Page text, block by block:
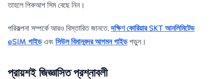
তাহলে পিকআপ সিম বেছে নিন।
পরিকল্পনা সম্পর্কে আরও বিস্তারিত জানতে,দক্ষিণ কোরিয়ার SKT আনলিমিটেড
eSIM গাইডএবং সিউল বিমানবন্দর আগমন গাইডপড়ুন।
প্রায়শই জিজ্ঞাসিত প্রশ্নাবলী